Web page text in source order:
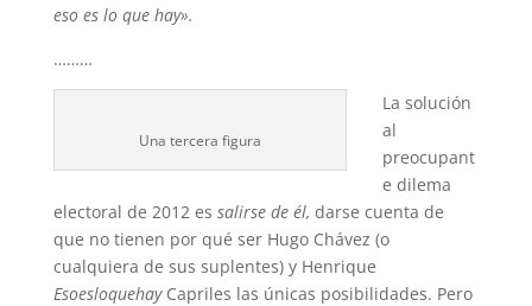
eso es lo que hay».
………
Una tercera figura
La solución
al
preocupant
e dilema
electoral de 2012 es salirse de él, darse cuenta de
que no tienen por qué ser Hugo Chávez (o
cualquiera de sus suplentes) y Henrique
EsoesloquehayCapriles las únicas posibilidades. Pero